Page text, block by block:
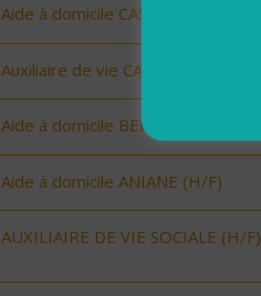
Aide à domicile CASTRIES (H/F)
Auxiliaire de vie CASTRIES (H/F)
Aide à domicile BERANGE (H/F)
Aide à domicile ANIANE (H/F)
AUXILIAIRE DE VIE SOCIALE (H/F)